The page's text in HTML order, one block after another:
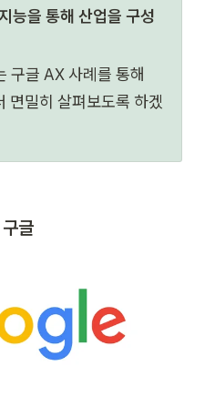
능을 통해 산업을 구성
구글 AX 사례를 통해
면밀히 살펴보도록 하겠
글